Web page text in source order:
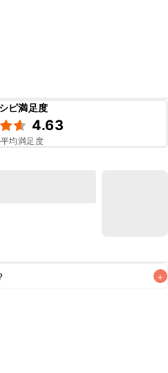
ピ満足度
4.63
均満足度
+
です。なるべくお早めにお召